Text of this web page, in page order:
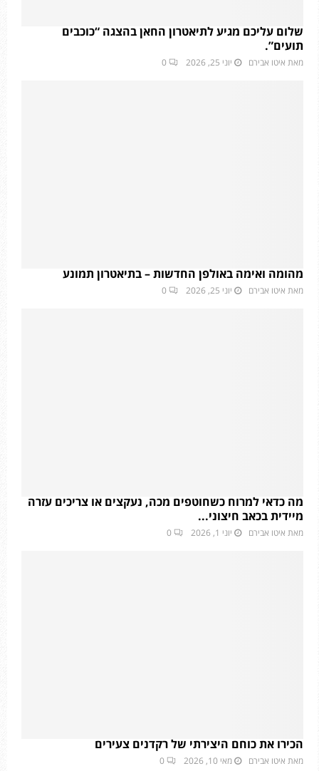
שלום עליכם מגיע לתיאטרון החאן בהצגה “כוכבים
תועים”.
מאת איטו אבירם יוני 25, 2026 0
מהומה ואימה באולפן החדשות – בתיאטרון תמונע
מאת איטו אבירם יוני 25, 2026 0
מה כדאי למרוח כשחוטפים מכה, נעקצים או צריכים עזרה
מיידית בכאב חיצוני...
מאת איטו אבירם יוני 1, 2026 0
הכירו את כוחם היצירתי של רקדנים צעירים
מאת איטו אבירם מאי 10, 2026 0